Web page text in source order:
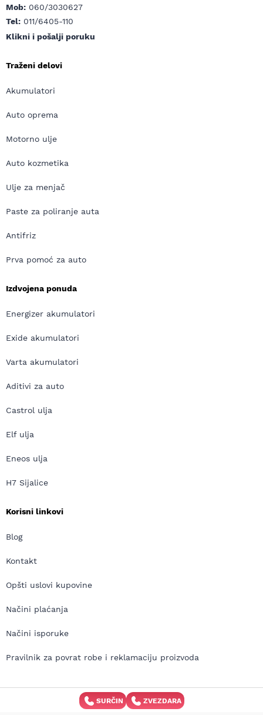
Mob: 060/3030627
Tel: 011/6405-110
Klikni i pošalji poruku
Traženi delovi
Akumulatori
Auto oprema
Motorno ulje
Auto kozmetika
Ulje za menjač
Paste za poliranje auta
Antifriz
Prva pomoć za auto
Izdvojena ponuda
Energizer akumulatori
Exide akumulatori
Varta akumulatori
Aditivi za auto
Castrol ulja
Elf ulja
Eneos ulja
H7 Sijalice
Korisni linkovi
Blog
Kontakt
Opšti uslovi kupovine
Načini plaćanja
Načini isporuke
Pravilnik za povrat robe i reklamaciju proizvoda
Copyright © MD Auto 2026 | Izrada internet prodavnice:
Avokado.rs
SURČIN ZVEZDARA